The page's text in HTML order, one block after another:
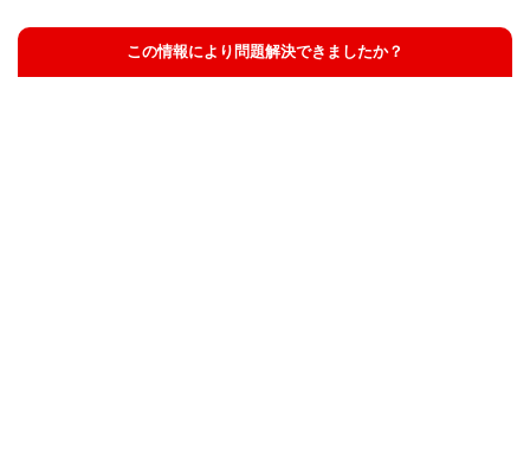
この情報により問題解決できましたか？